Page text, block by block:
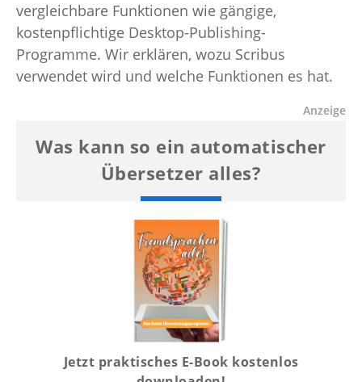
vergleichbare Funktionen wie gängige,
kostenpflichtige Desktop-Publishing-
Programme. Wir erklären, wozu Scribus
verwendet wird und welche Funktionen es hat.